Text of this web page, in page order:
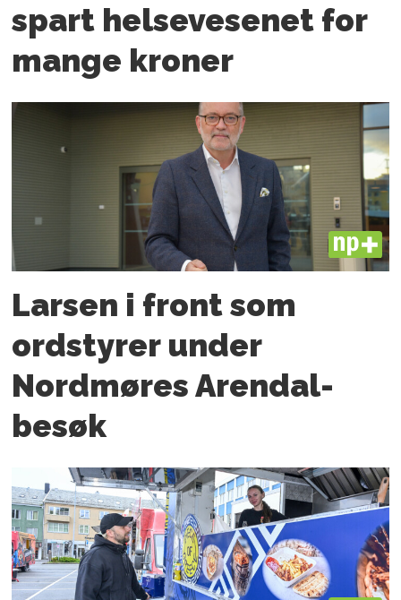
spart helsevesenet for
mange kroner
PLUS
Larsen i front som
ordstyrer under
Nordmøres Arendal-
besøk